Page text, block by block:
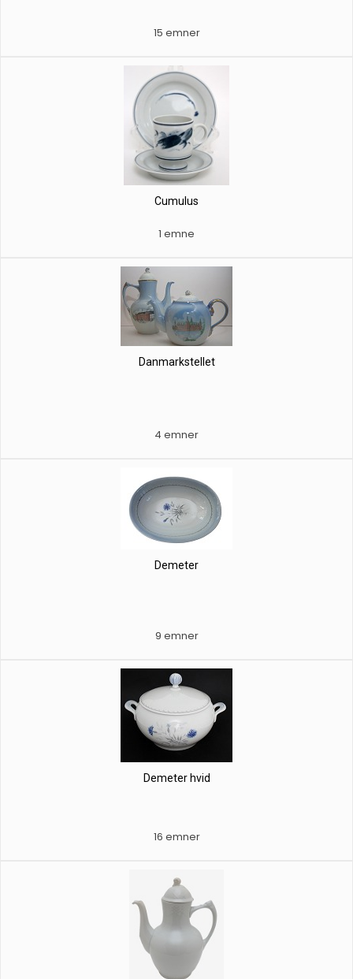
15 emner
Cumulus
1 emne
Danmarkstellet
4 emner
Demeter
9 emner
Demeter hvid
16 emner